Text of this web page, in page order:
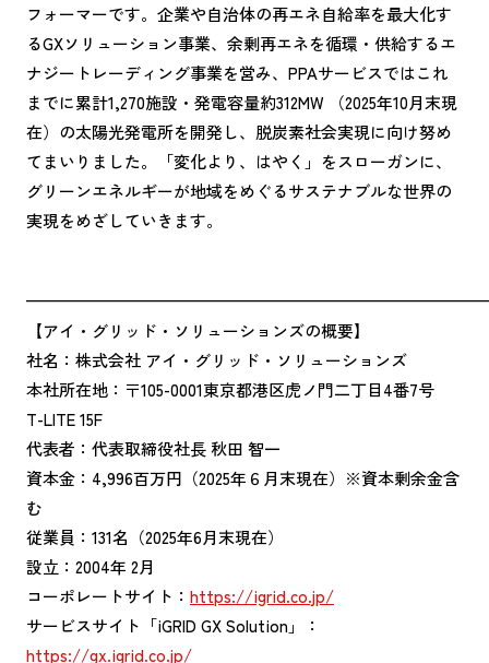
フォーマーです。企業や自治体の再エネ自給率を最大化す
るGXソリューション事業、余剰再エネを循環・供給するエ
ナジートレーディング事業を営み、PPAサービスではこれ
までに累計1,270施設・発電容量約312MW （2025年10月末現
在）の太陽光発電所を開発し、脱炭素社会実現に向け努め
てまいりました。「変化より、はやく」をスローガンに、
グリーンエネルギーが地域をめぐるサステナブルな世界の
実現をめざしていきます。
【アイ・グリッド・ソリューションズの概要】
社名：株式会社 アイ・グリッド・ソリューションズ
本社所在地：〒105-0001東京都港区虎ノ門二丁目4番7号
T-LITE 15F
代表者：代表取締役社長 秋田 智一
資本金：4,996百万円（2025年６月末現在）※資本剰余金含
む
従業員：131名（2025年6月末現在）
設立：2004年 2月
コーポレートサイト： https://igrid.co.jp/
サービスサイト「iGRID GX Solution」：
https://gx.igrid.co.jp/